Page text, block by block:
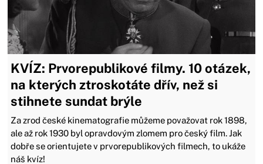
KVÍZ: Prvorepublikové filmy. 10 otázek,
na kterých ztroskotáte dřív, než si
stihnete sundat brýle
Za zrod české kinematografie můžeme považovat rok 1898,
ale až rok 1930 byl opravdovým zlomem pro český film. Jak
dobře se orientujete v prvorepublikových filmech, to ukáže
náš kvíz!